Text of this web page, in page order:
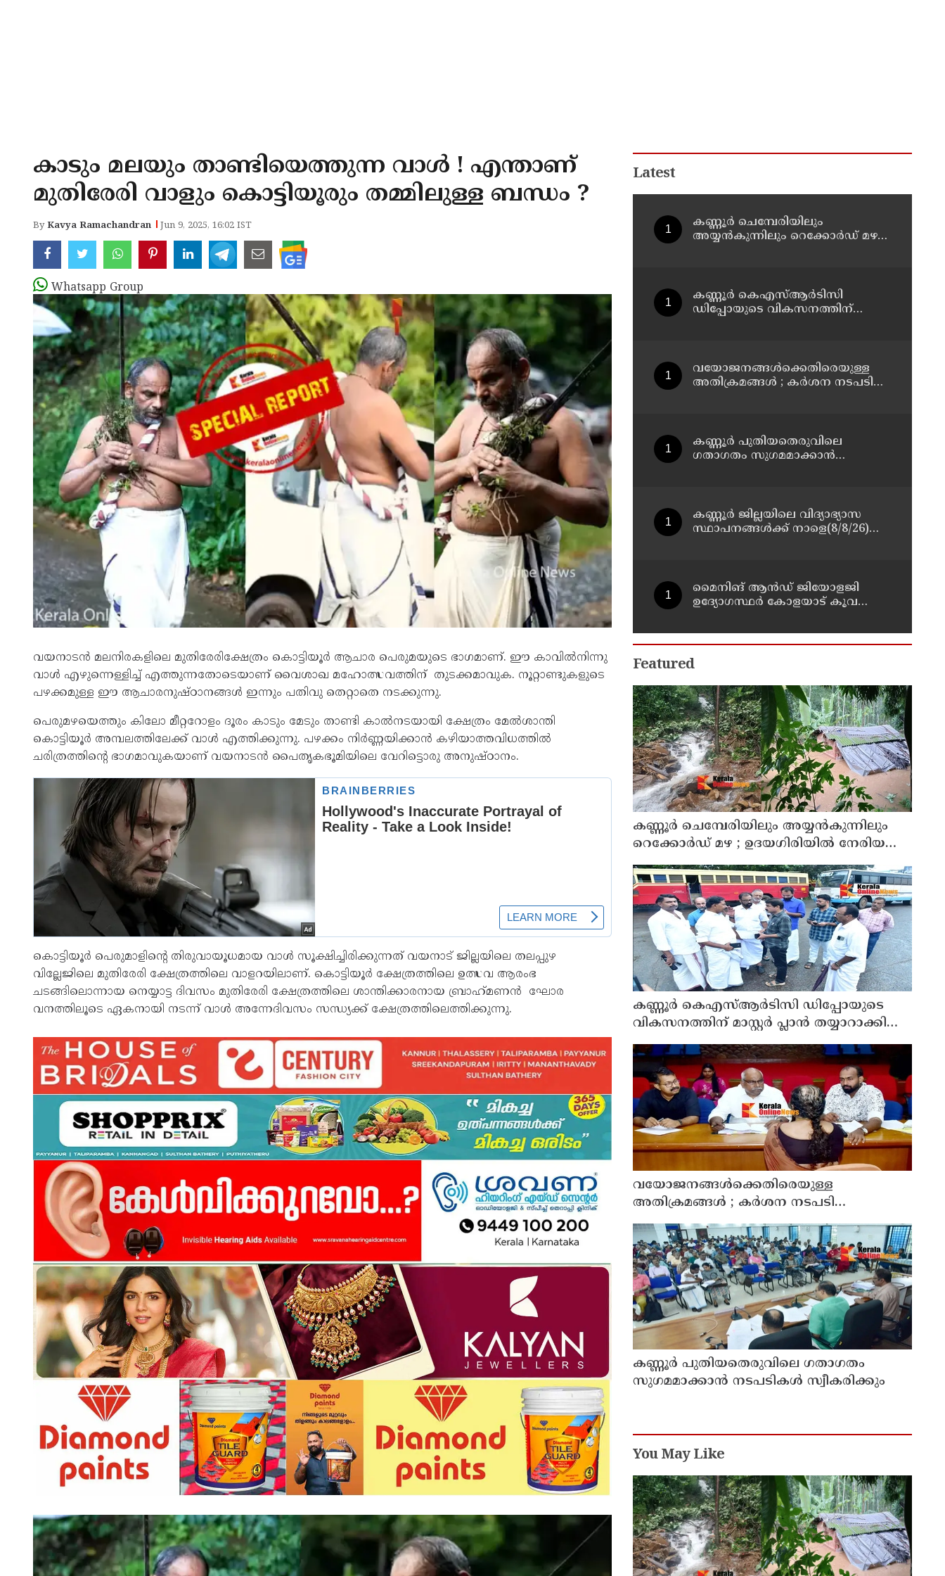
കാടും മലയും താണ്ടിയെത്തുന്ന വാൾ ! എന്താണ്
മുതിരേരി വാളും കൊട്ടിയൂരും തമ്മിലുള്ള ബന്ധം ?
ByKavya Ramachandran Jun 9, 2025, 16:02 IST
Whatsapp Group
വയനാടൻ മലനിരകളിലെ മുതിരേരിക്ഷേത്രം കൊട്ടിയൂർ ആചാര പെരുമയുടെ ഭാഗമാണ്. ഈ കാവില്‍നിന്നു
വാള്‍ എഴുന്നെള്ളിച്ച് എത്തുന്നതോടെയാണ് വൈശാഖ മഹോത്സവത്തിന് തുടക്കമാവുക. നൂറ്റാണ്ടുകളുടെ
പഴക്കമുള്ള ഈ ആചാരനുഷ്ഠാനങ്ങള്‍ ഇന്നും പതിവു തെറ്റാതെ നടക്കുന്നു.
പെരുമഴയെത്തും കിലോ മീറ്ററോളം ദൂരം കാടും മേടും താണ്ടി കാല്‍നടയായി ക്ഷേത്രം മേല്‍ശാന്തി
കൊട്ടിയൂര്‍ അമ്പലത്തിലേക്ക് വാള്‍ എത്തിക്കുന്നു. പഴക്കം നിര്‍ണ്ണയിക്കാന്‍ കഴിയാത്തവിധത്തില്‍
ചരിത്രത്തിന്റെ ഭാഗമാവുകയാണ് വയനാടന്‍ പൈതൃകഭൂമിയിലെ വേറിട്ടൊരു അനുഷ്ഠാനം.
കൊട്ടിയൂർ പെരുമാളിൻ്റെ തിരുവായൂധമായ വാൾ സൂക്ഷിച്ചിരിക്കുന്നത് വയനാട് ജില്ലയിലെ തലപ്പുഴ
വില്ലേജിലെ മുതിരേരി ക്ഷേത്രത്തിലെ വാളറയിലാണ്. കൊട്ടിയൂർ ക്ഷേത്രത്തിലെ ഉത്സവ ആരംഭ
ചടങ്ങിലൊന്നായ നെയ്യാട്ട ദിവസം മുതിരേരി ക്ഷേത്രത്തിലെ ശാന്തിക്കാരനായ ബ്രാഹ്‌മണൻ ഘോര
വനത്തിലൂടെ ഏകനായി നടന്ന് വാൾ അന്നേദിവസം സന്ധ്യക്ക് ക്ഷേത്രത്തിലെത്തിക്കുന്നു.
Latest
കണ്ണൂർ ചെമ്പേരിയിലും
അയ്യൻകുന്നിലും റെക്കോർഡ് മഴ ;
കണ്ണൂർ കെഎസ്ആർടിസി
ഡിപ്പോയുടെ വികസനത്തിന്
വയോജനങ്ങൾക്കെതിരെയുള്ള
അതിക്രമങ്ങൾ ; കർശന നടപടി
കണ്ണൂർ പുതിയതെരുവിലെ
ഗതാഗതം സുഗമമാക്കാന്‍
കണ്ണൂർ ജില്ലയിലെ വിദ്യാഭ്യാസ
സ്ഥാപനങ്ങള്‍ക്ക് നാളെ(8/8/26)
മൈനിങ് ആൻഡ്​ ജിയോളജി
ഉദ്യോഗസ്ഥർ കോളയാട് കൂവ
Featured
കണ്ണൂർ ചെമ്പേരിയിലും അയ്യൻകുന്നിലും
റെക്കോർഡ് മഴ ; ഉദയഗിരിയിൽ നേരിയ
ഉരുൾപൊട്ടൽ; 13 പേരെ ക്യാമ്പിലേക്ക് മാറ്റി
കണ്ണൂർ കെഎസ്ആർടിസി ഡിപ്പോയുടെ
വികസനത്തിന് മാസ്റ്റർ പ്ലാൻ തയ്യാറാക്കി
സമർപ്പിക്കും : ടി ഒ മോഹനൻ എം എൽ എ
വയോജനങ്ങൾക്കെതിരെയുള്ള
അതിക്രമങ്ങൾ ; കർശന നടപടി
സ്വീകരിക്കുമെന്ന് കമ്മീഷൻ
കണ്ണൂർ പുതിയതെരുവിലെ ഗതാഗതം
സുഗമമാക്കാന്‍ നടപടികള്‍ സ്വീകരിക്കും
You May Like